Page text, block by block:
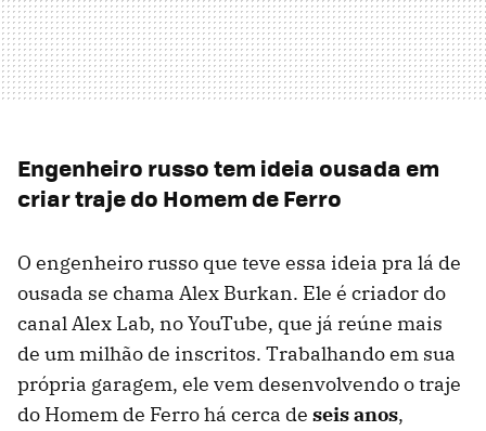
Engenheiro russo tem ideia ousada em
criar traje do Homem de Ferro
O engenheiro russo que teve essa ideia pra lá de
ousada se chama Alex Burkan. Ele é criador do
canal Alex Lab, no YouTube, que já reúne mais
de um milhão de inscritos. Trabalhando em sua
própria garagem, ele vem desenvolvendo o traje
do Homem de Ferro há cerca de seis anos,